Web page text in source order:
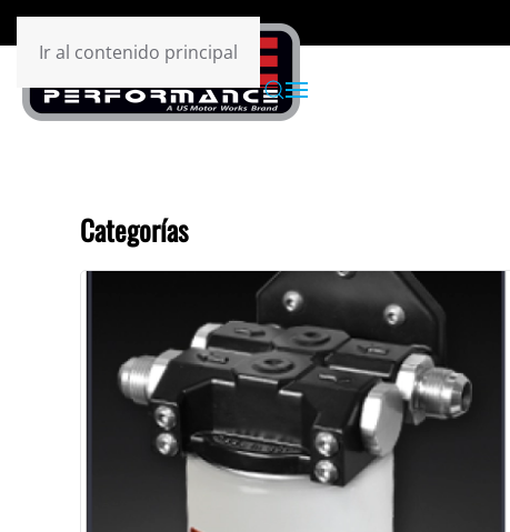
Ir al contenido principal
Categorías